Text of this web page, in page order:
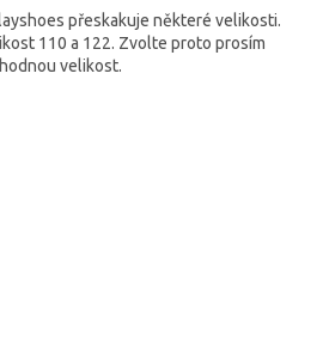
přeskakuje některé velikosti.
110 a 122. Zvolte proto prosím
velikost.